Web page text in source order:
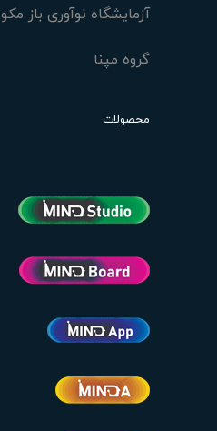
آزمایشگاه نوآوری باز مکو
گروه مپنا
محصولات